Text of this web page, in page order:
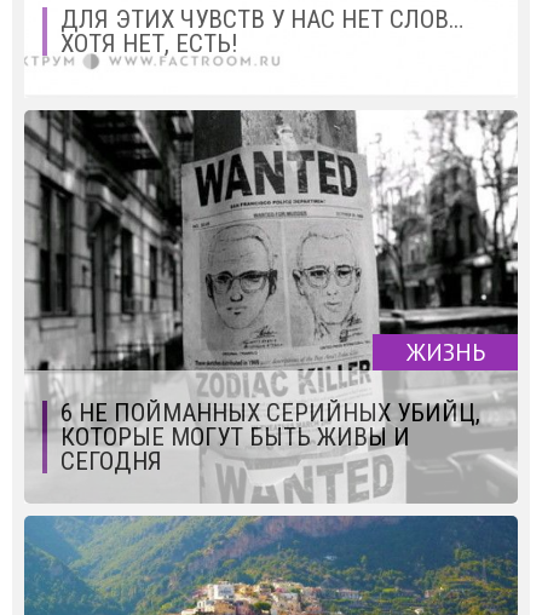
ДЛЯ ЭТИХ ЧУВСТВ У НАС НЕТ СЛОВ…
ХОТЯ НЕТ, ЕСТЬ!
ЖИЗНЬ
6 НЕ ПОЙМАННЫХ СЕРИЙНЫХ УБИЙЦ,
КОТОРЫЕ МОГУТ БЫТЬ ЖИВЫ И
СЕГОДНЯ